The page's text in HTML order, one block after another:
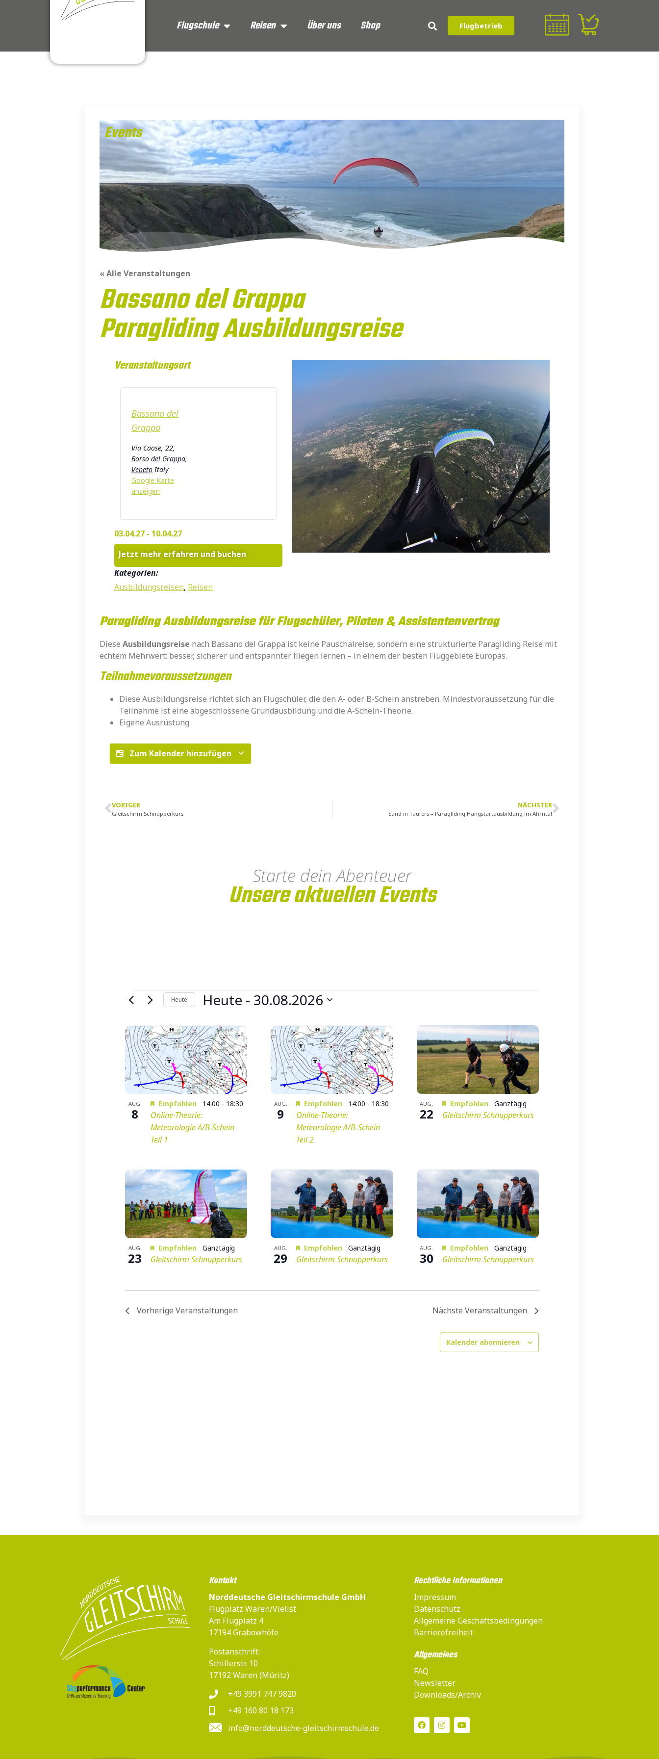
Flugschule Reisen Über uns Shop Flugbetrieb
Events
« Alle Veranstaltungen
Bassano del Grappa
Paragliding Ausbildungsreise
Veranstaltungsort
Bassano del
Grappa
Via Caose, 22,
Borso del Grappa,
Veneto Italy
Google Karte
anzeigen
03.04.27 - 10.04.27
Jetzt mehr erfahren und buchen
Kategorien:
Ausbildungsreisen, Reisen
Paragliding Ausbildungsreise für Flugschüler, Piloten & Assistentenvertrag
Diese Ausbildungsreise nach Bassano del Grappa ist keine Pauschalreise, sondern eine strukturierte Paragliding Reise mit
echtem Mehrwert: besser, sicherer und entspannter fliegen lernen – in einem der besten Fluggebiete Europas.
Teilnahmevoraussetzungen
Diese Ausbildungsreise richtet sich an Flugschüler, die den A- oder B-Schein anstreben. Mindestvoraussetzung für die
Teilnahme ist eine abgeschlossene Grundausbildung und die A-Schein-Theorie.
Eigene Ausrüstung
Zum Kalender hinzufügen
VORIGER
Gleitschirm Schnupperkurs
NÄCHSTER
Sand in Taufers – Paragliding Hangstartausbildung im Ahrntal
Starte dein Abenteuer
Unsere aktuellen Events
Heute Heute - 30.08.2026
List
of
Veranstaltungen
in
Photo
View
AUG.
8
Online-Theorie:
Meteorologie A/B-Schein
Teil 1
Empfohlen 14:00 - 18:30 AUG.
9
Online-Theorie:
Meteorologie A/B-Schein
Teil 2
Empfohlen 14:00 - 18:30 AUG.
22 Gleitschirm Schnupperkurs
Empfohlen Ganztägig
AUG.
23 Gleitschirm Schnupperkurs
Empfohlen Ganztägig AUG.
29 Gleitschirm Schnupperkurs
Empfohlen Ganztägig AUG.
30 Gleitschirm Schnupperkurs
Empfohlen Ganztägig
Vorherige Veranstaltungen Nächste Veranstaltungen
Kalender abonnieren
Kontakt
Norddeutsche Gleitschirmschule GmbH
Flugplatz Waren/Vielist
Am Flugplatz 4
17194 Grabowhöfe
Postanschrift:
Schillerstr. 10
17192 Waren (Müritz)
+49 3991 747 9820
+49 160 80 18 173
info@norddeutsche-gleitschirmschule.de
Rechtliche Informationen
Impressum
Datenschutz
Allgemeine Geschäftsbedingungen
Barrierefreiheit
Allgemeines
FAQ
Newsletter
Downloads/Archiv